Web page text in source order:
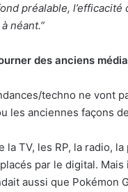
préalable, l’efficacité
néant.”
des anciens
techno ne vont
les anciennes façons
la TV, les RP, la radio,
par le digital. Mais
aussi que Pokémon